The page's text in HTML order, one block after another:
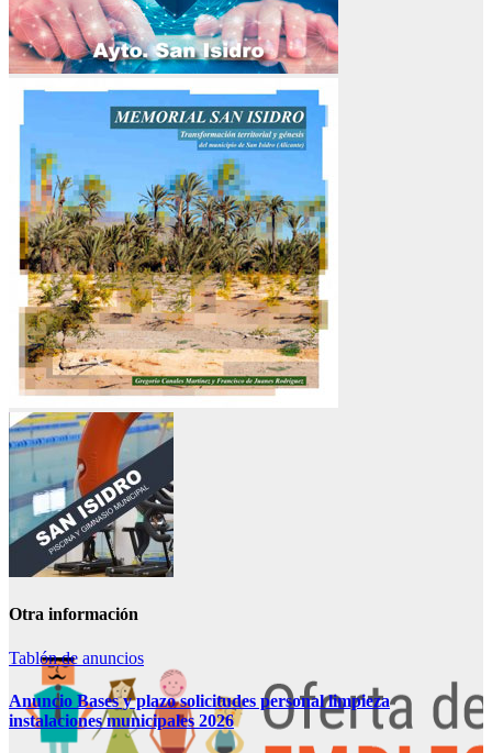
Otra información
Tablón de anuncios
Anuncio Bases y plazo solicitudes personal limpieza
instalaciones municipales 2026